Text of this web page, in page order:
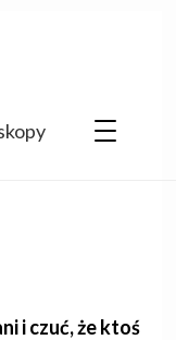
i czuć, że ktoś